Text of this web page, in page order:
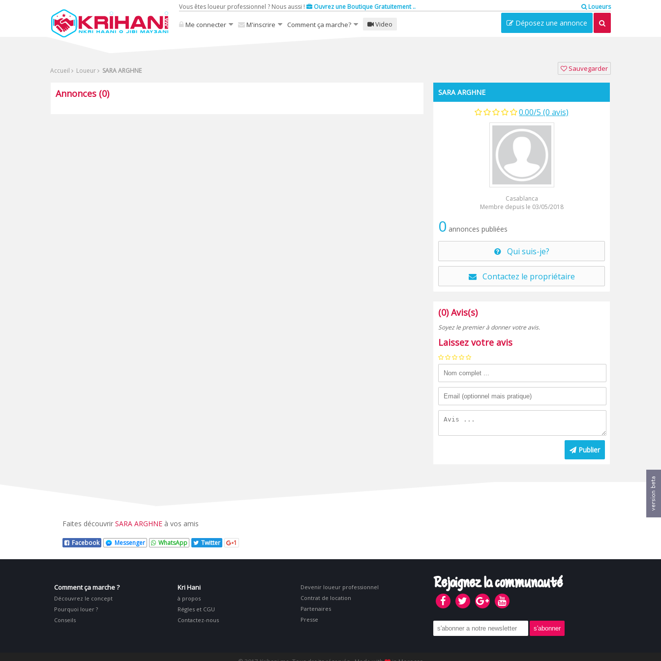
Vous êtes loueur professionnel ? Nous aussi ! Ouvrez une Boutique Gratuitement .. Loueurs
Me connecter M'inscrire Comment ça marche? Video Déposez une annonce
Accueil Loueur SARA ARGHNE Sauvegarder
Annonces (0) SARA ARGHNE
0.00/5 (0 avis)
Casablanca
Membre depuis le 03/05/2018
0 annonces publiées
Qui suis-je?
Contactez le propriétaire
(0) Avis(s)
Soyez le premier à donner votre avis.
Laissez votre avis
Publier
Faites découvrir SARA ARGHNE à vos amis
Facebook Messenger WhatsApp Twitter 1
Comment ça marche ?
Découvrez le concept
Pourquoi louer ?
Conseils
Kri Hani
à propos
Régles et CGU
Contactez-nous
Devenir loueur professionnel
Contrat de location
Partenaires
Presse
Rejoignez la communauté